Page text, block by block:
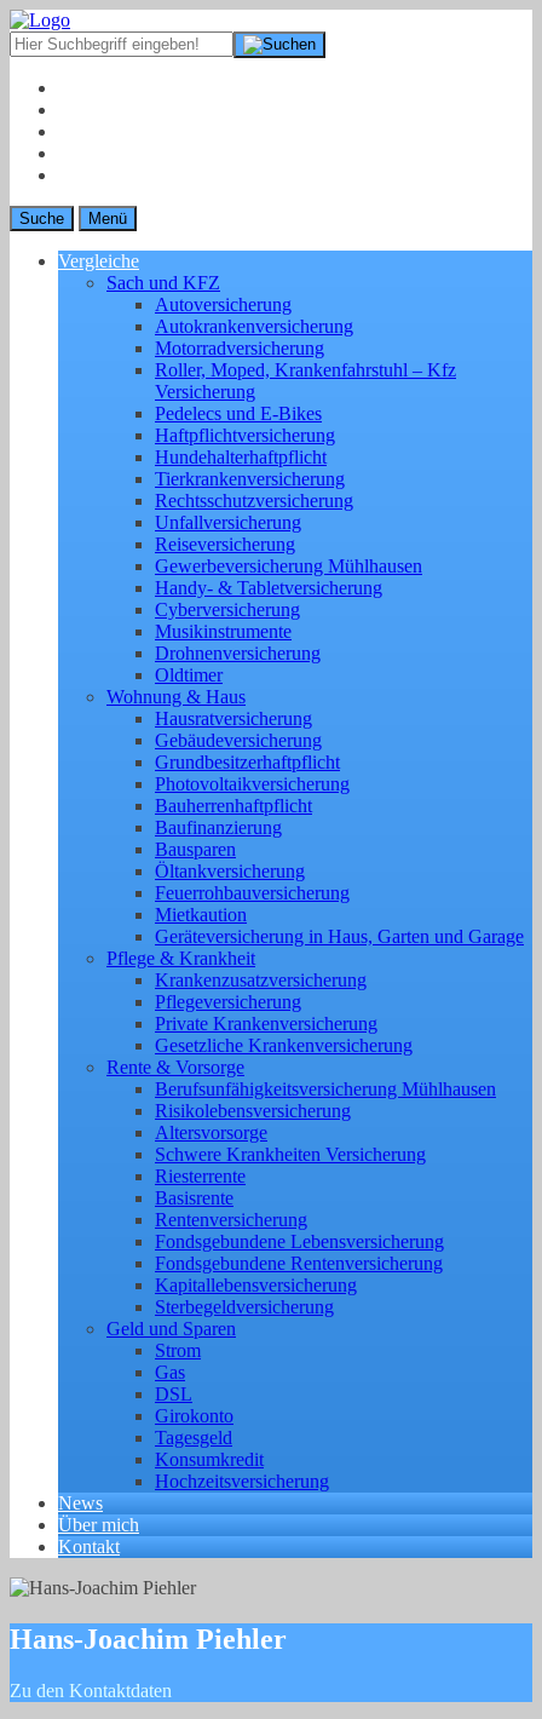
Suche Menü
Vergleiche
Sach und KFZ
Autoversicherung
Autokrankenversicherung
Motorradversicherung
Roller, Moped, Krankenfahrstuhl – Kfz
Versicherung
Pedelecs und E-Bikes
Haftpflichtversicherung
Hundehalterhaftpflicht
Tierkrankenversicherung
Rechtsschutzversicherung
Unfallversicherung
Reiseversicherung
Gewerbeversicherung Mühlhausen
Handy- & Tabletversicherung
Cyberversicherung
Musikinstrumente
Drohnenversicherung
Oldtimer
Wohnung & Haus
Hausratversicherung
Gebäudeversicherung
Grundbesitzerhaftpflicht
Photovoltaikversicherung
Bauherrenhaftpflicht
Baufinanzierung
Bausparen
Öltankversicherung
Feuerrohbauversicherung
Mietkaution
Geräteversicherung in Haus, Garten und Garage
Pflege & Krankheit
Krankenzusatzversicherung
Pflegeversicherung
Private Krankenversicherung
Gesetzliche Krankenversicherung
Rente & Vorsorge
Berufs­unfähigkeitsversicherung Mühlhausen
Risikolebensversicherung
Altersvorsorge
Schwere Krankheiten Versicherung
Riesterrente
Basisrente
Rentenversicherung
Fondsgebundene Lebensversicherung
Fondsgebundene Rentenversicherung
Kapitallebensversicherung
Sterbegeldversicherung
Geld und Sparen
Strom
Gas
DSL
Girokonto
Tagesgeld
Konsumkredit
Hochzeitsversicherung
News
Über mich
Kontakt
Hans-Joachim Piehler
Zu den Kontaktdaten